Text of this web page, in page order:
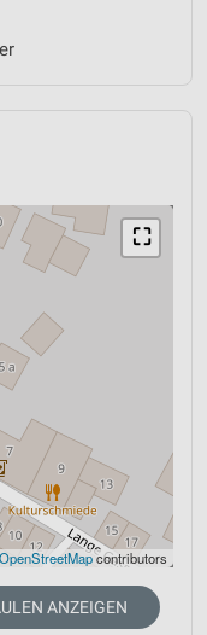
⛶
OpenStreetMapcontributors
ANZEIGEN